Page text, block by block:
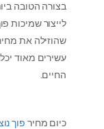
בצורה הטובה
לייצור שמיכות
שהוזילה את
עשירים מאוד
החיים.
כיום מחיר פוך